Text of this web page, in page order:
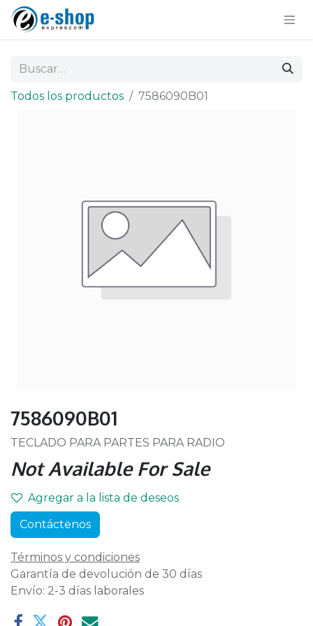
Todos los productos 7586090B01
7586090B01
TECLADO PARA PARTES PARA RADIO
Not Available For Sale
Agregar a la lista de deseos
Contáctenos
Términos y condiciones
Garantía de devolución de 30 días
Envío: 2-3 días laborales